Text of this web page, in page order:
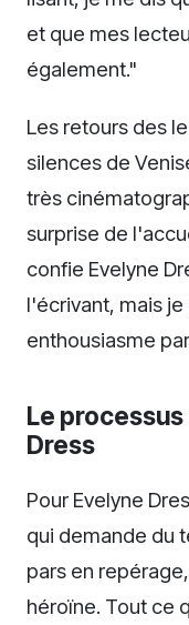
et que mes
également."
Les retours des
silences de
très
surprise de
confie Evelyne
l'écrivant, mais
enthousiasme
Le
Dress
Pour Evelyne
qui demande du
pars en
héroïne. Tout ce